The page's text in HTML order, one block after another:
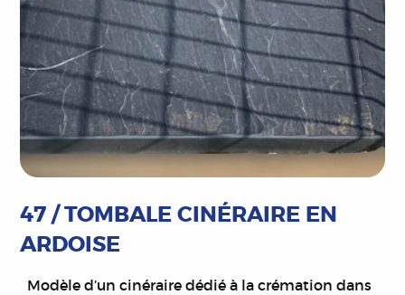
47 / TOMBALE CINÉRAIRE EN
ARDOISE
Modèle d’un cinéraire dédié à la crémation dans